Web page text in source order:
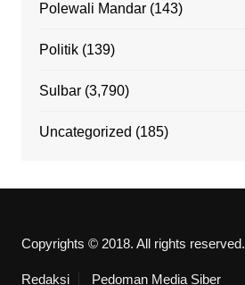
Polewali Mandar(143)
Politik(139)
Sulbar(3,790)
Uncategorized (185)
Copyrights © 2018. All rights reserved.
Redaksi Pedoman Media Siber